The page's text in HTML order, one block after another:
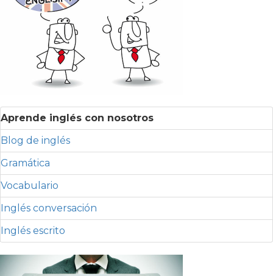
Aprende inglés con nosotros
Blog de inglés
Gramática
Vocabulario
Inglés conversación
Inglés escrito